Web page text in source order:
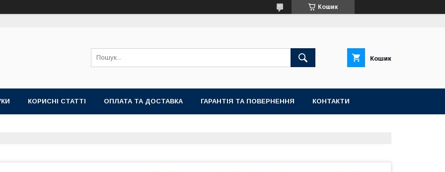
Кошик
Кошик
КОРИСНІ СТАТТІ ОПЛАТА ТА ДОСТАВКА ГАРАНТІЯ ТА ПОВЕРНЕННЯ КОНТАКТИ